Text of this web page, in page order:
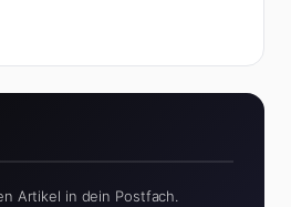
Artikel in dein Postfach.